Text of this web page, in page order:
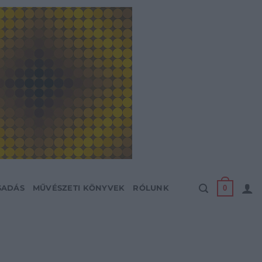
MŰVÉSZETI KÖNYVEK RÓLUNK 0